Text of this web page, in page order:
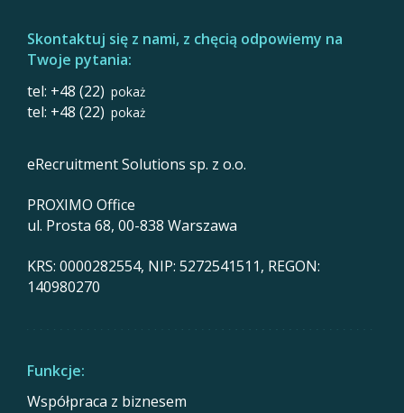
Skontaktuj się z nami, z chęcią odpowiemy na
Twoje pytania:
tel: +48 (22) pokaż
tel: +48 (22) pokaż
eRecruitment Solutions sp. z o.o.
PROXIMO Office
ul. Prosta 68, 00-838 Warszawa
KRS: 0000282554, NIP: 5272541511, REGON:
140980270
Funkcje:
Współpraca z biznesem